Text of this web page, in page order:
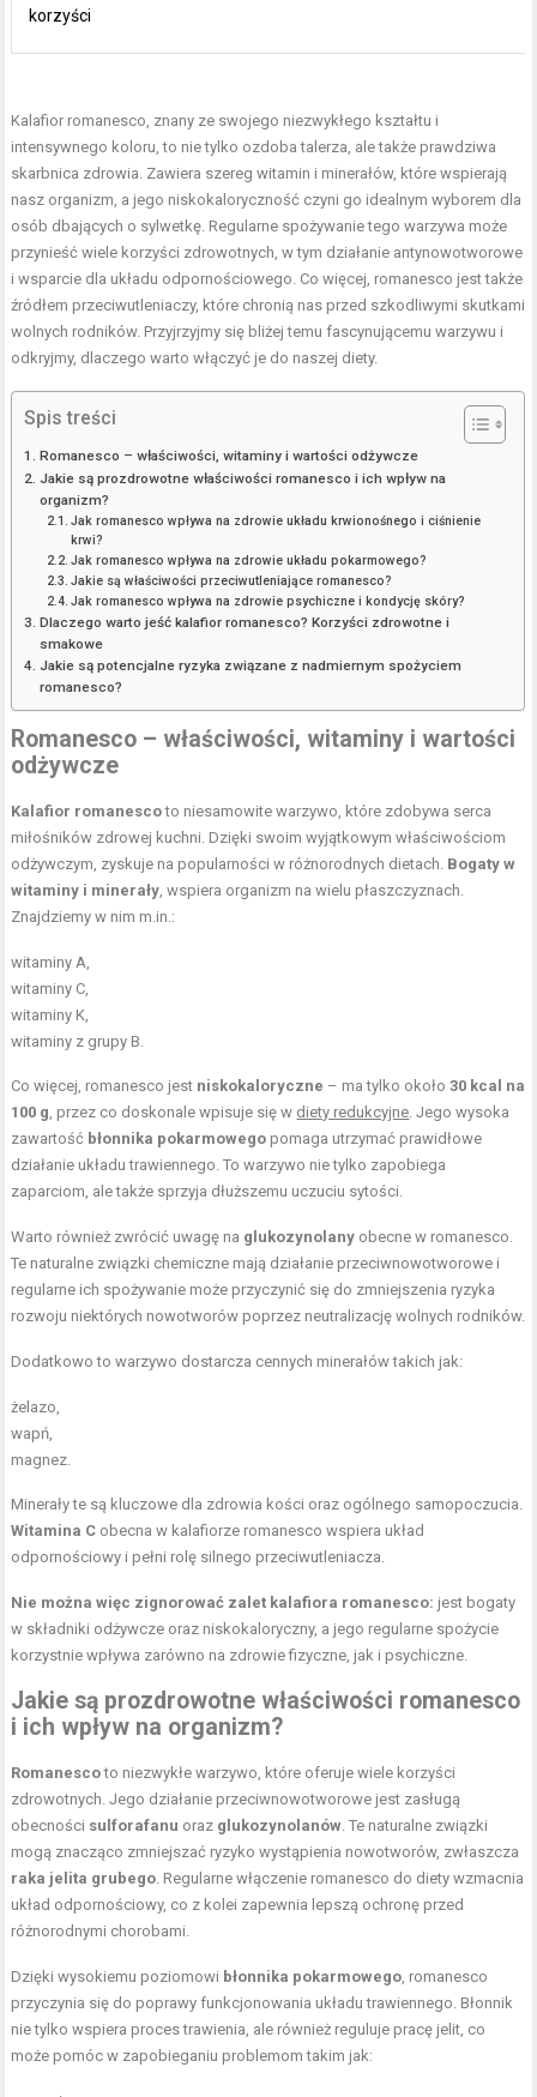
korzyści
Kalafior romanesco, znany ze swojego niezwykłego kształtu i
intensywnego koloru, to nie tylko ozdoba talerza, ale także prawdziwa
skarbnica zdrowia. Zawiera szereg witamin i minerałów, które wspierają
nasz organizm, a jego niskokaloryczność czyni go idealnym wyborem dla
osób dbających o sylwetkę. Regularne spożywanie tego warzywa może
przynieść wiele korzyści zdrowotnych, w tym działanie antynowotworowe
i wsparcie dla układu odpornościowego. Co więcej, romanesco jest także
źródłem przeciwutleniaczy, które chronią nas przed szkodliwymi skutkami
wolnych rodników. Przyjrzyjmy się bliżej temu fascynującemu warzywu i
odkryjmy, dlaczego warto włączyć je do naszej diety.
Spis treści
Romanesco – właściwości, witaminy i wartości odżywcze
Jakie są prozdrowotne właściwości romanesco i ich wpływ na
organizm?
Jak romanesco wpływa na zdrowie układu krwionośnego i ciśnienie
krwi?
Jak romanesco wpływa na zdrowie układu pokarmowego?
Jakie są właściwości przeciwutleniające romanesco?
Jak romanesco wpływa na zdrowie psychiczne i kondycję skóry?
Dlaczego warto jeść kalafior romanesco? Korzyści zdrowotne i
smakowe
Jakie są potencjalne ryzyka związane z nadmiernym spożyciem
romanesco?
Romanesco – właściwości, witaminy i wartości
odżywcze
Kalafior romanescoto niesamowite warzywo, które zdobywa serca
miłośników zdrowej kuchni. Dzięki swoim wyjątkowym właściwościom
odżywczym, zyskuje na popularności w różnorodnych dietach. Bogaty w
witaminy i minerały, wspiera organizm na wielu płaszczyznach.
Znajdziemy w nim m.in.:
witaminy A,
witaminy C,
witaminy K,
witaminy z grupy B.
Co więcej, romanesco jest niskokaloryczne – ma tylko około30 kcal na
100 g, przez co doskonale wpisuje się w diety redukcyjne. Jego wysoka
zawartość błonnika pokarmowego pomaga utrzymać prawidłowe
działanie układu trawiennego. To warzywo nie tylko zapobiega
zaparciom, ale także sprzyja dłuższemu uczuciu sytości.
Warto również zwrócić uwagę na glukozynolany obecne w romanesco.
Te naturalne związki chemiczne mają działanie przeciwnowotworowe i
regularne ich spożywanie może przyczynić się do zmniejszenia ryzyka
rozwoju niektórych nowotworów poprzez neutralizację wolnych rodników.
Dodatkowo to warzywo dostarcza cennych minerałów takich jak:
żelazo,
wapń,
magnez.
Minerały te są kluczowe dla zdrowia kości oraz ogólnego samopoczucia.
Witamina C obecna w kalafiorze romanesco wspiera układ
odpornościowy i pełni rolę silnego przeciwutleniacza.
Nie można więc zignorować zalet kalafiora romanesco: jest bogaty
w składniki odżywcze oraz niskokaloryczny, a jego regularne spożycie
korzystnie wpływa zarówno na zdrowie fizyczne, jak i psychiczne.
Jakie są prozdrowotne właściwości romanesco
i ich wpływ na organizm?
Romanescoto niezwykłe warzywo, które oferuje wiele korzyści
zdrowotnych. Jego działanie przeciwnowotworowe jest zasługą
obecności sulforafanu oraz glukozynolanów. Te naturalne związki
mogą znacząco zmniejszać ryzyko wystąpienia nowotworów, zwłaszcza
raka jelita grubego. Regularne włączenie romanesco do diety wzmacnia
układ odpornościowy, co z kolei zapewnia lepszą ochronę przed
różnorodnymi chorobami.
Dzięki wysokiemu poziomowi błonnika pokarmowego, romanesco
przyczynia się do poprawy funkcjonowania układu trawiennego. Błonnik
nie tylko wspiera proces trawienia, ale również reguluje pracę jelit, co
może pomóc w zapobieganiu problemom takim jak: